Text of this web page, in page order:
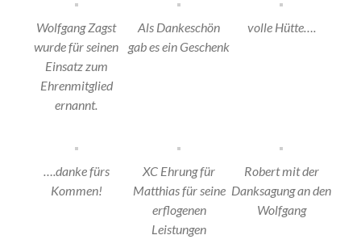
Wolfgang Zagst
wurde für seinen
Einsatz zum
Ehrenmitglied
ernannt.
Als Dankeschön
gab es ein Geschenk
volle Hütte….
….danke fürs
Kommen!
XC Ehrung für
Matthias für seine
erflogenen
Leistungen
Robert mit der
Danksagung an den
Wolfgang